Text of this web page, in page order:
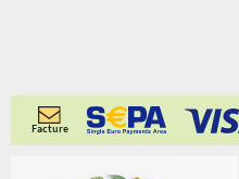
Facture